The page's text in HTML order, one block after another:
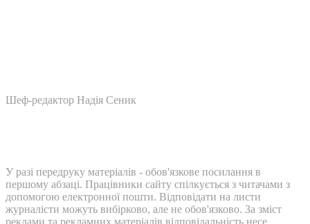
Шеф-редактор Надія Сеник
У разі передруку матеріалів - обов'язкове посилання в
першому абзаці. Працівники сайту спілкується з читачами з
допомогою електронної пошти. Відповідати на листи
журналісти можуть вибірково, але не обов'язково. За зміст
реклами та рекламних матеріалів відповідальність несе